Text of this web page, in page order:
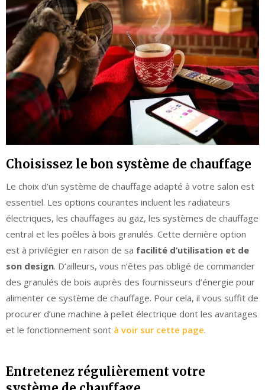
Choisissez le bon système de chauffage
Le choix d’un système de chauffage adapté à votre salon est
essentiel. Les options courantes incluent les radiateurs
électriques, les chauffages au gaz, les systèmes de chauffage
central et les poêles à bois granulés. Cette dernière option
est à privilégier en raison de sa facilité d’utilisation et de
son design. D’ailleurs, vous n’êtes pas obligé de commander
des granulés de bois auprès des fournisseurs d’énergie pour
alimenter ce système de chauffage. Pour cela, il vous suffit de
procurer d’une machine à pellet électrique dont les avantages
et le fonctionnement sont à voir sur cette page.
Entretenez régulièrement votre